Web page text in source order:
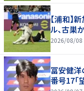
【浦和】
ル、古巣
2026/08/08
冨安健洋
番号17「